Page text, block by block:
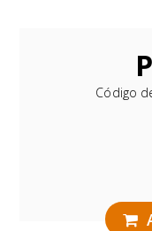
Código